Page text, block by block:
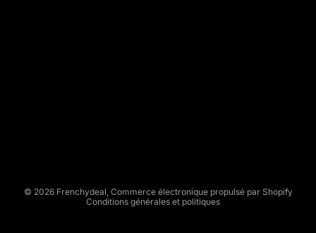
© 2026 Frenchydeal Commerce électronique propulsé par Shopify
Conditions générales et politiques